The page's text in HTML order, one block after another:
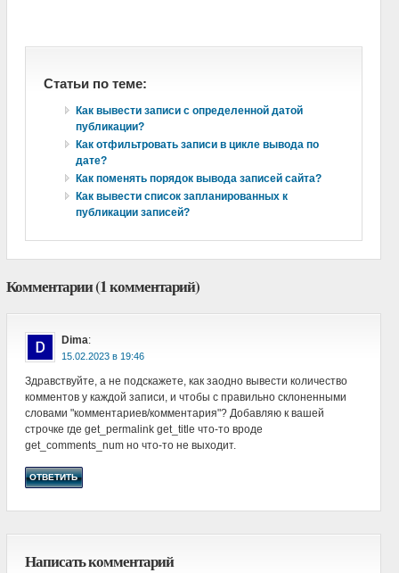
Статьи по теме:
Как вывести записи с определенной датой
публикации?
Как отфильтровать записи в цикле вывода по
дате?
Как поменять порядок вывода записей сайта?
Как вывести список запланированных к
публикации записей?
Комментарии (1 комментарий)
Dima:
в
Здравствуйте, а не подскажете, как заодно вывести количество
комментов у каждой записи, и чтобы с правильно склоненными
словами "комментариев/комментария"? Добавляю к вашей
строчке где get_permalink get_title что-то вроде
get_comments_num но что-то не выходит.
ОТВЕТИТЬ
Написать комментарий